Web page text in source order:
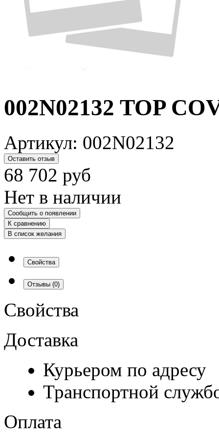
002N02132 TOP
Артикул: 002N02132
Оставить отзыв
68 702 руб
Нет в наличии
Сообщить о появлении
К сравнению
В список желания
Свойства
Отзывы (0)
Свойства
Доставка
Курьером по адресу
Транспортной
Оплата